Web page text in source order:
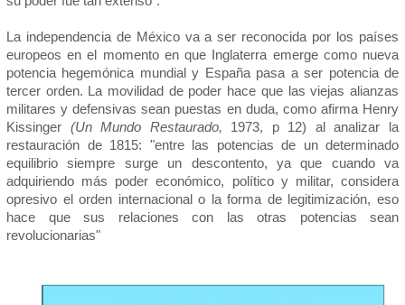
La independencia de México va a ser reconocida por los países
europeos en el momento en que Inglaterra emerge como nueva
potencia hegemónica mundial y España pasa a ser potencia de
tercer orden. La movilidad de poder hace que las viejas alianzas
militares y defensivas sean puestas en duda, como afirma Henry
Kissinger (Un Mundo Restaurado, 1973, p 12) al analizar la
restauración de 1815: "entre las potencias de un determinado
equilibrio siempre surge un descontento, ya que cuando va
adquiriendo más poder económico, político y militar, considera
opresivo el orden internacional o la forma de legitimización, eso
hace que sus relaciones con las otras potencias sean
revolucionarias"